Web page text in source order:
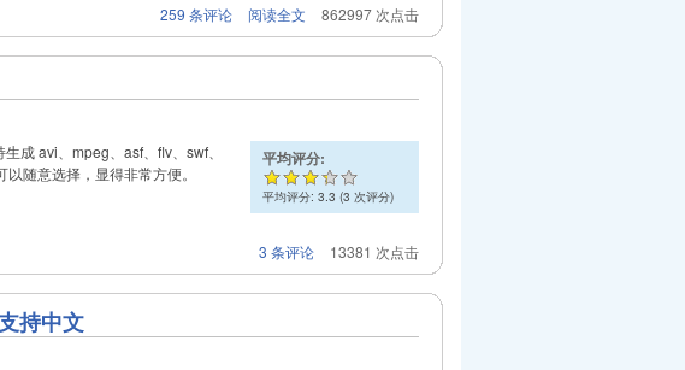
259 条评论
阅读全文 862997 次点击
平均评分:
平均评分:3.3 (3 次评分)
成 avi、mpeg、asf、flv、swf、
随意选择，显得非常方便。
3 条评论
13381 次点击
持中文